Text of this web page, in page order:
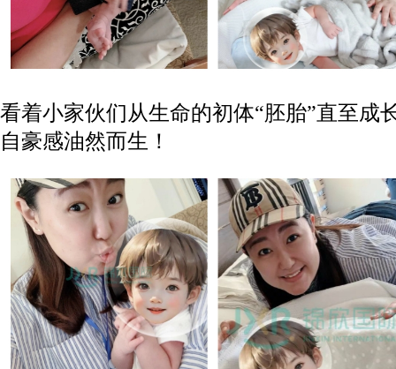
看着小家伙们从生命的初体“胚胎”直至成
自豪感油然而生！